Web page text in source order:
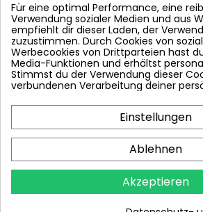
In den
Contact us
Folgen Sie uns
Plattenwärmetauscher
PWT und andere
Für eine optimal Performance, eine
Verwendung sozialer Medien und aus
empfiehlt dir dieser Laden, der
zuzustimmen. Durch Cookies von
Werbecookies von Drittparteien hast
Media-Funktionen und erhältst
Stimmst du der Verwendung dieser
verbundenen Verarbeitung deiner
Einstellungen
Ablehnen
Akzeptieren